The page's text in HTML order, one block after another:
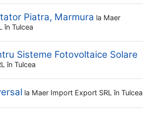
Piatra, Marmura la Maer
în Tulcea
Sisteme Fotovoltaice Solare
în Tulcea
la Maer Import Export SRL în Tulcea